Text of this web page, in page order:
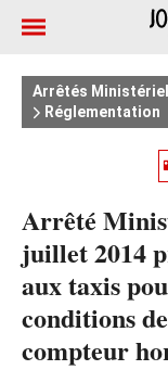
Arrêtés
Réglementation
Arrêté
juillet 2014
aux taxis
conditions
compteur